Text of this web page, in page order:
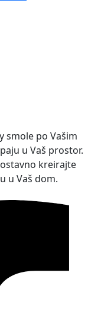
smole po Vašim
u Vaš prostor.
kreirajte
u Vaš dom.